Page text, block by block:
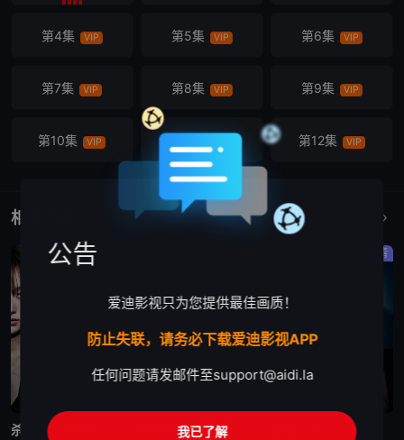
第4集 VIP 第5集 VIP 第6集 VIP
第7集 VIP 第8集 VIP 第9集 VIP
第10集 VIP 第12集 VIP
相关作品
杀人者的购物中心2 秘密关系
剧情
公告
爱迪影视只为您提供最佳画质！
防止失联，请务必下载爱迪影视APP
任何问题请发邮件至support@aidi.la
我已了解